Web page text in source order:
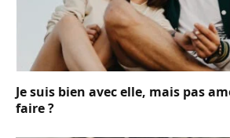
Je suis bien avec elle, mais pas
faire ?